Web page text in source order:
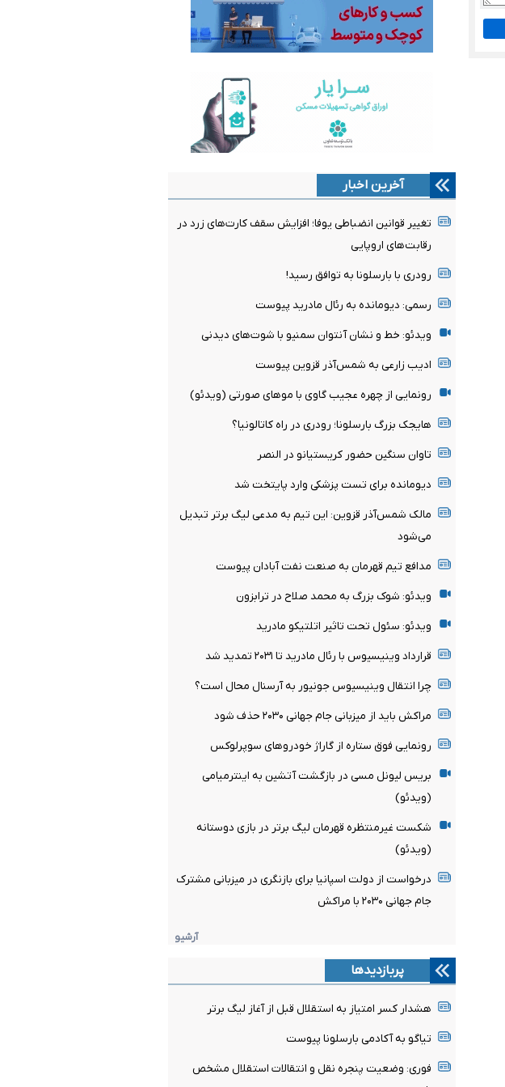
آخرین اخبار
تغییر قوانین انضباطی یوفا؛ افزایش سقف کارت‌های زرد در
رقابت‌های اروپایی
رودری با بارسلونا به توافق رسید!
رسمی: دیومانده به رئال مادرید پیوست
ویدئو: خط و نشان آنتوان سمنیو با شوت‌های دیدنی
ادیب زارعی به شمس‌آذر قزوین پیوست
رونمایی از چهره عجیب گاوی با موهای صورتی (ویدئو)
هایجک بزرگ بارسلونا؛ رودری در راه کاتالونیا؟
تاوان سنگین حضور کریستیانو در النصر
دیومانده برای تست پزشکی وارد پایتخت شد
مالک شمس‌آذر قزوین: این تیم به مدعی لیگ برتر تبدیل
می‌شود
مدافع تیم قهرمان به صنعت نفت آبادان پیوست
ویدئو: شوک بزرگ به محمد صلاح در ترابزون
ویدئو: سئول تحت تاثیر اتلتیکو مادرید
قرارداد وینیسیوس با رئال مادرید تا ۲۰۳۱ تمدید شد
چرا انتقال وینیسیوس جونیور به آرسنال محال است؟
مراکش باید از میزبانی جام جهانی ۲۰۳۰ حذف شود
رونمایی فوق ستاره از گاراژ خودروهای سوپرلوکس
بریس لیونل مسی در بازگشت آتشین به اینترمیامی
(ویدئو)
شکست غیرمنتظره قهرمان لیگ برتر در بازی دوستانه
(ویدئو)
درخواست از دولت اسپانیا برای بازنگری در میزبانی مشترک
جام جهانی ۲۰۳۰ با مراکش
آرشیو
پربازدیدها
هشدار کسر امتیاز به استقلال قبل از آغاز لیگ برتر
تیاگو به آکادمی بارسلونا پیوست
فوری: وضعیت پنجره نقل و انتقالات استقلال مشخص